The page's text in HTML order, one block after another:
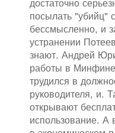
посылать "убийц"
бессмысленно, и
устранении
знают. Андрей
работы в
трудился в
руководителя, и.
открывают
использование. А